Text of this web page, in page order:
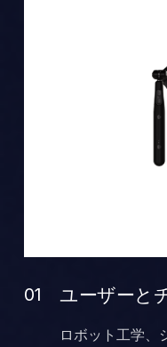
01 ユーザーと
ロボット工学、